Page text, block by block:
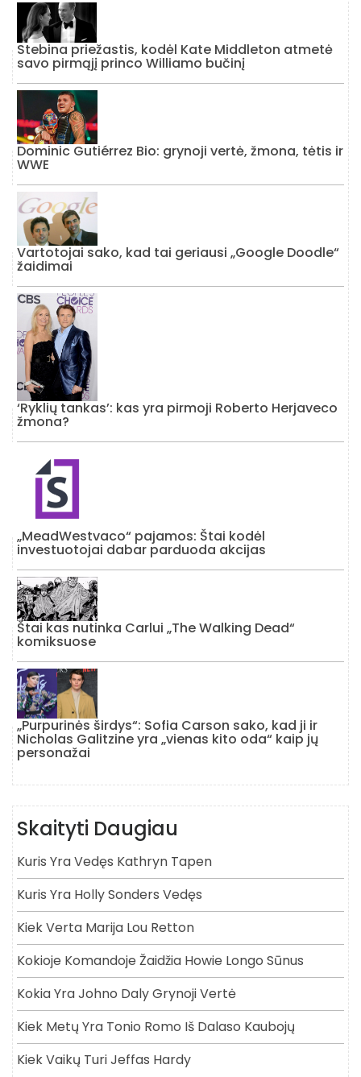
Stebina priežastis, kodėl Kate Middleton atmetė
savo pirmąjį princo Williamo bučinį
Dominic Gutiérrez Bio: grynoji vertė, žmona, tėtis ir
WWE
Vartotojai sako, kad tai geriausi „Google Doodle“
žaidimai
‘Ryklių tankas’: kas yra pirmoji Roberto Herjaveco
žmona?
„MeadWestvaco“ pajamos: Štai kodėl
investuotojai dabar parduoda akcijas
Štai kas nutinka Carlui „The Walking Dead“
komiksuose
„Purpurinės širdys“: Sofia Carson sako, kad ji ir
Nicholas Galitzine yra „vienas kito oda“ kaip jų
personažai
Skaityti Daugiau
Kuris Yra Vedęs Kathryn Tapen
Kuris Yra Holly Sonders Vedęs
Kiek Verta Marija Lou Retton
Kokioje Komandoje Žaidžia Howie Longo Sūnus
Kokia Yra Johno Daly Grynoji Vertė
Kiek Metų Yra Tonio Romo Iš Dalaso Kaubojų
Kiek Vaikų Turi Jeffas Hardy